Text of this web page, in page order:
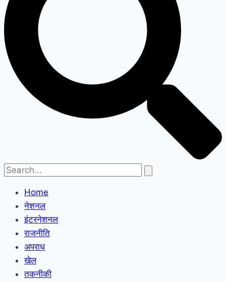
Home
नेशनल
इंटरनेशनल
राजनीति
अपराध
खेल
तकनीकी